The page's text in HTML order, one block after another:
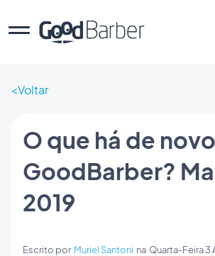
Voltar
O que há de
GoodBarber?
2019
Escrito por Muriel Santoni na Quarta-Feira 3